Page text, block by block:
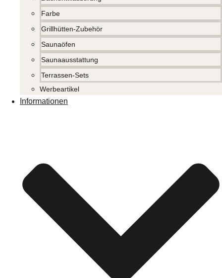
Farbe
Grillhütten-Zubehör
Saunaöfen
Saunaausstattung
Terrassen-Sets
Werbeartikel
Informationen